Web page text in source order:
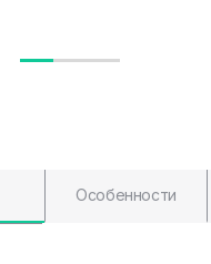
Особенности